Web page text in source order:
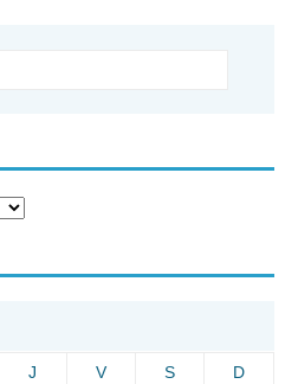
J V S D